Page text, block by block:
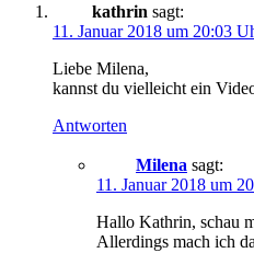
kathrin sagt:
11. Januar 2018 um 20:03
Liebe Milena,
kannst du vielleicht ein
Antworten
Milena sagt:
11. Januar 2018 um
Hallo Kathrin, schau
Allerdings mach ich